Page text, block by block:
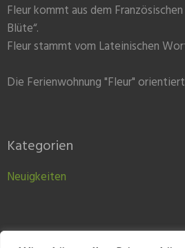
Fleur kommt aus dem
Blüte“.
Fleur stammt vom Lateinischen
Die Ferienwohnung "Fleur"
Kategorien
Neuigkeiten